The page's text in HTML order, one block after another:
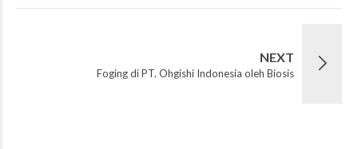
NEXT
Foging di PT. Ohgishi Indonesia oleh Biosis